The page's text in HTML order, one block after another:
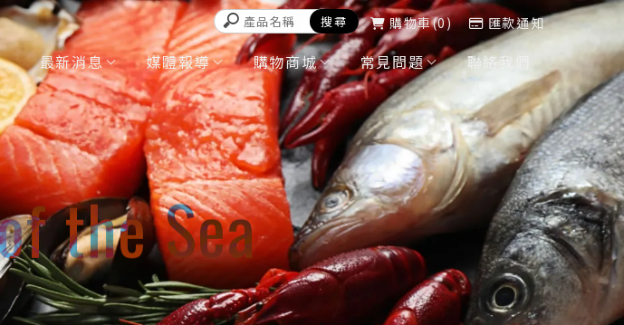
購物車 0 匯款通知
最新消息 媒體報導 購物商城 常見問題 聯絡我們